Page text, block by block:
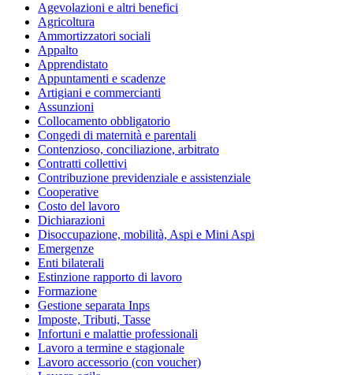
Agevolazioni e altri benefici
Agricoltura
Ammortizzatori sociali
Appalto
Apprendistato
Appuntamenti e scadenze
Artigiani e commercianti
Assunzioni
Collocamento obbligatorio
Congedi di maternità e parentali
Contenzioso, conciliazione, arbitrato
Contratti collettivi
Contribuzione previdenziale e assistenziale
Cooperative
Costo del lavoro
Dichiarazioni
Disoccupazione, mobilità, Aspi e Mini Aspi
Emergenze
Enti bilaterali
Estinzione rapporto di lavoro
Formazione
Gestione separata Inps
Imposte, Tributi, Tasse
Infortuni e malattie professionali
Lavoro a termine e stagionale
Lavoro accessorio (con voucher)